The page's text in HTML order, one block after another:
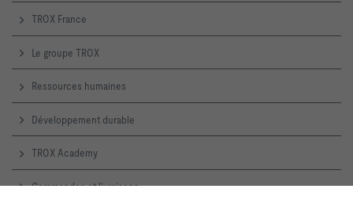
TROX France
Le groupe TROX
Ressources humaines
Développement durable
TROX Academy
Commandes et livraisons